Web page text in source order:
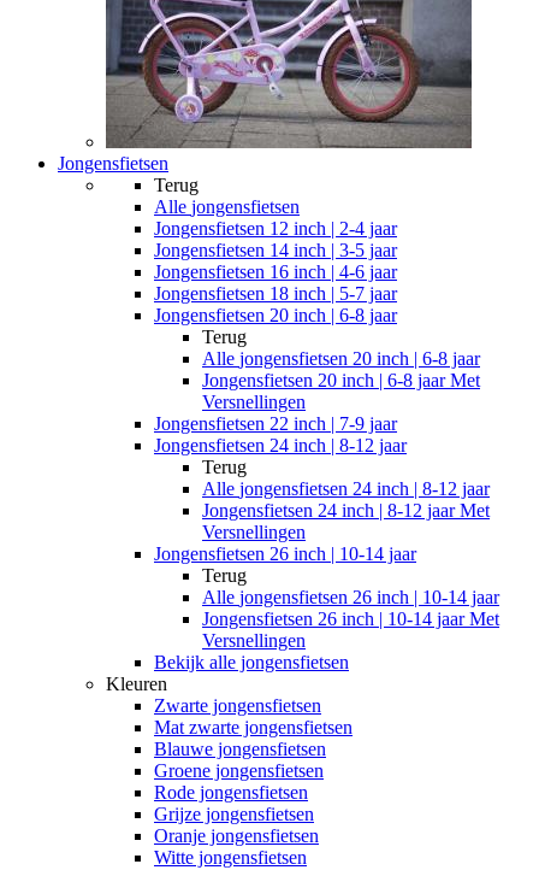
Jongensfietsen
Terug
Alle jongensfietsen
Jongensfietsen 12 inch | 2-4 jaar
Jongensfietsen 14 inch | 3-5 jaar
Jongensfietsen 16 inch | 4-6 jaar
Jongensfietsen 18 inch | 5-7 jaar
Jongensfietsen 20 inch | 6-8 jaar
Terug
Alle jongensfietsen 20 inch | 6-8 jaar
Jongensfietsen 20 inch | 6-8 jaar Met
Versnellingen
Jongensfietsen 22 inch | 7-9 jaar
Jongensfietsen 24 inch | 8-12 jaar
Terug
Alle jongensfietsen 24 inch | 8-12 jaar
Jongensfietsen 24 inch | 8-12 jaar Met
Versnellingen
Jongensfietsen 26 inch | 10-14 jaar
Terug
Alle jongensfietsen 26 inch | 10-14 jaar
Jongensfietsen 26 inch | 10-14 jaar Met
Versnellingen
Bekijk alle jongensfietsen
Kleuren
Zwarte jongensfietsen
Mat zwarte jongensfietsen
Blauwe jongensfietsen
Groene jongensfietsen
Rode jongensfietsen
Grijze jongensfietsen
Oranje jongensfietsen
Witte jongensfietsen